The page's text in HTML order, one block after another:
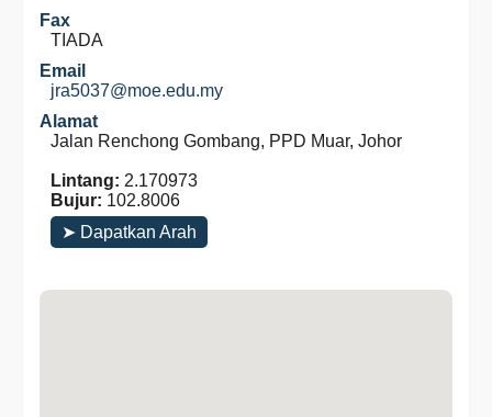
Fax
TIADA
Email
jra5037@moe.edu.my
Alamat
Jalan Renchong Gombang, PPD Muar, Johor
Lintang: 2.170973
Bujur: 102.8006
➤ Dapatkan Arah